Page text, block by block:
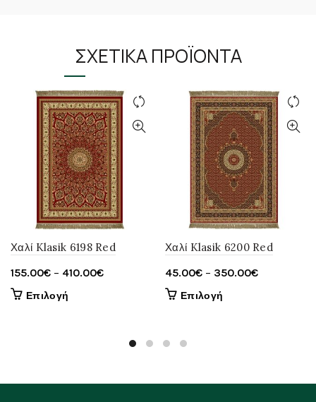
ΣΧΕΤΙΚΆ ΠΡΟΪΌΝΤΑ
Χαλί Klasik 6198 Red
155.00€ – 410.00€Price
410.00€
Επιλογή
Χαλί Klasik 6200 Red
45.00€ – 350.00€Price
Επιλογή